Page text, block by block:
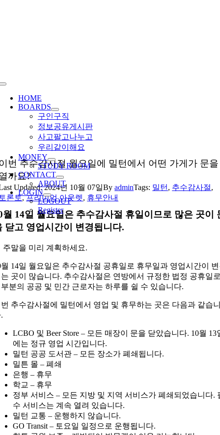
Toggle
Navigation
HOME
BOARDS
구인구직
정보공유게시판
사고팔고나누고
우리같이해요
MONEY
STUDY ROOM
CONTACT
ABOUT
LOGIN
LOGOUT
Register
번 추수감사절 월요일에 밀턴에서 어떤 가게가 문을
까요?
Updated: 2024년 10월 07일ByadminTags: 밀턴 , 추수감사절,
론토,프리미엄 아웃렛, 휴무안내
월 14일 월요일은 추수감사절 휴일이므로 많은 곳이
닫고 영업시간이 변경됩니다.
주말을 미리 계획하세요.
월 14일 월요일은 추수감사절 공휴일로 휴무일과 영업시간이
곳이 많습니다. 추수감사절은 연방에서 규정한 법정 공휴일
분의 공공 및 민간 근로자는 하루를 쉴 수 있습니다.
추수감사절에 밀턴에서 영업 및 휴무하는 곳은 다음과 같습
LCBO 및 Beer Store – 모든 매장이 문을 닫았습니다. 10월 13
에는 정규 영업 시간입니다.
밀턴 공공 도서관 – 모든 장소가 폐쇄됩니다.
밀튼 몰 – 폐쇄
은행 – 휴무
학교 – 휴무
정부 서비스 – 모든 지방 및 지역 서비스가 폐쇄되었습니다.
수 서비스는 계속 열려 있습니다.
밀턴 교통 – 운행하지 않습니다.
GO Transit – 토요일 일정으로 운행됩니다.